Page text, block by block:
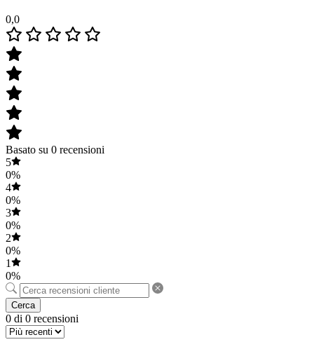
0,0
Basato su 0 recensioni
5
0%
4
0%
3
0%
2
0%
1
0%
Cerca
0 di 0 recensioni